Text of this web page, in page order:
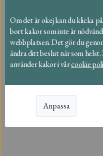
Om det är okej kan du klicka
bort kakor som inte är
webbplatsen. Det gör du
ändra ditt beslut när som
använder kakor i vårcookie
Anpassa
Om
Om spill- och